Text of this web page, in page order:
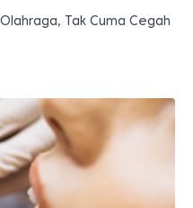
Tak Cuma Cegah